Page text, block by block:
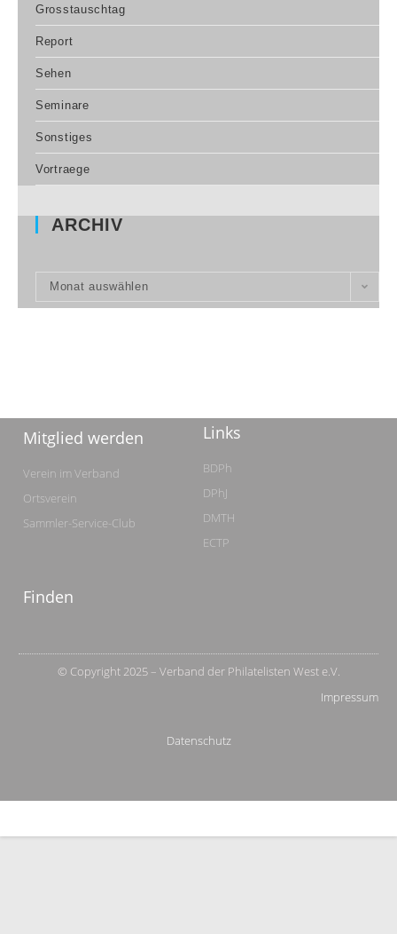
Grosstauschtag
Report
Sehen
Seminare
Sonstiges
Vortraege
ARCHIV
Monat auswählen
Mitglied werden
Verein im Verband
Ortsverein
Sammler-Service-Club
Links
BDPh
DPhJ
DMTH
ECTP
Finden
© Copyright 2025 – Verband der Philatelisten West e.V.
Impressum
Datenschutz